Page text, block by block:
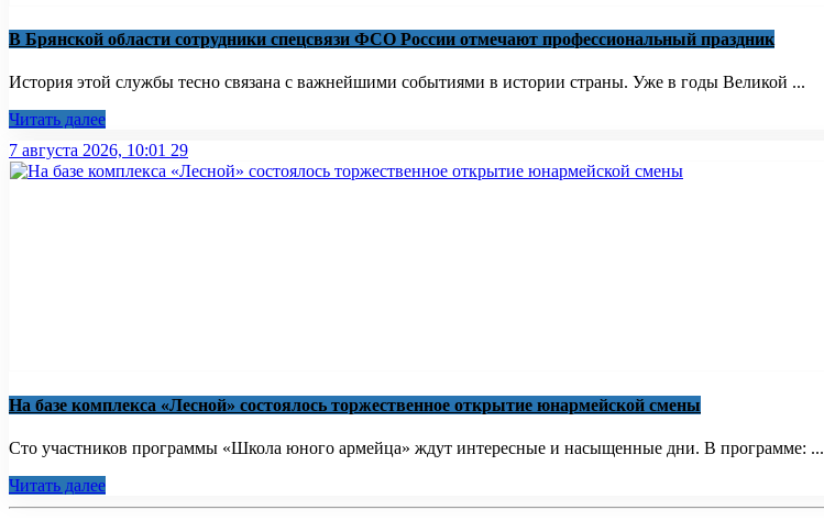
В Брянской области сотрудники спецсвязи ФСО России отмечают профессиональный праздник
История этой службы тесно связана с важнейшими событиями в истории страны. Уже в годы Великой ...
Читать далее
7 августа 2026, 10:01 29
На базе комплекса «Лесной» состоялось торжественное открытие юнармейской смены
Сто участников программы «Школа юного армейца» ждут интересные и насыщенные дни. В программе: ...
Читать далее